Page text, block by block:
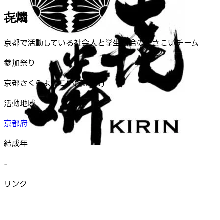
㐂燐
京都で活動している社会人と学生混合のよさこいチーム
参加祭り
京都さくらよさこい(京都府)
活動地域
京都府
結成年
-
リンク